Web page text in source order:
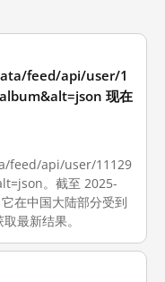
feed/api/user/1
现在
feed/api/user/11129
。截至 2025-
在中国大陆部分受到
最新结果。